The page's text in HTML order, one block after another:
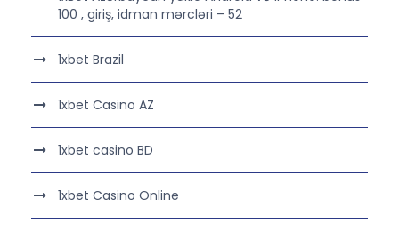
100 , giriş, idman mərcləri – 52
1xbet Brazil
1xbet Casino AZ
1xbet casino BD
1xbet Casino Online